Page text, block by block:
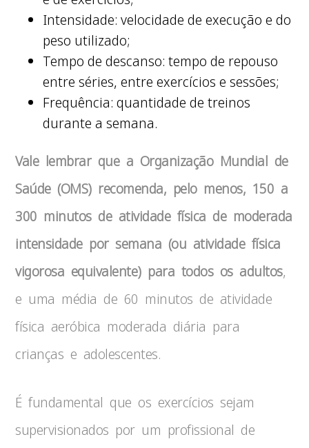
Intensidade: velocidade de execução e do
peso utilizado;
Tempo de descanso: tempo de repouso
entre séries, entre exercícios e sessões;
Frequência: quantidade de treinos
durante a semana.
Vale lembrar que a Organização Mundial de
Saúde (OMS) recomenda, pelo menos, 150 a
300 minutos de atividade física de moderada
intensidade por semana (ou atividade física
vigorosa equivalente) para todos os adultos,
e uma média de 60 minutos de atividade
física aeróbica moderada diária para
crianças e adolescentes.
É fundamental que os exercícios sejam
supervisionados por um profissional de